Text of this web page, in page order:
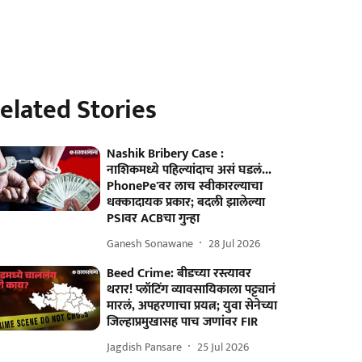
Stories
Nashik Bribery Case :
नाशिकमध्ये पहिल्यांदाच असं घडलं...
PhonePe'वर लाच स्वीकारल्याचा
धक्कादायक प्रकार; बदली झालेल्या
PSIवर ACBचा गुन्हा
Ganesh Sonawane 28 Jul 2026
Beed Crime: बीडच्या रस्त्यावर
थरार! प्लॉटिंग व्यावसायिकाला पट्ट्यानं
मारलं, अपहरणाचा प्रयत्न; युवा सेनेच्या
जिल्हाप्रमुखासह पाच जणांवर FIR
Jagdish Pansare 25 Jul 2026